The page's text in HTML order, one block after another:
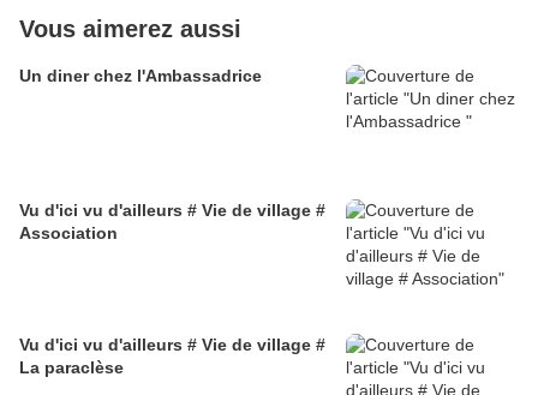
Vous aimerez aussi
Un diner chez l'Ambassadrice
Vu d'ici vu d'ailleurs # Vie de village #
Association
Vu d'ici vu d'ailleurs # Vie de village #
La paraclèse